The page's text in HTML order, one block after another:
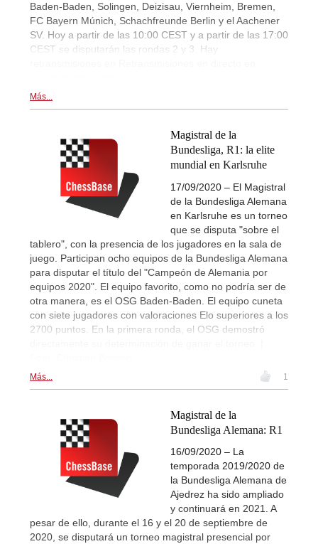
Baden-Baden, Solingen, Deizisau, Viernheim, Bremen,
FC Bayern Múnich, Schachfreunde Berlin y el Aachener
SV. Hoy a partir de las 10:00 CEST y a partir de las 17:00
CEST se disputarán las rondas 2 y 3. Hay
Más...
Magistral de la
Bundesliga, R1: la elite
mundial en Karlsruhe
17/09/2020 – El Magistral
de la Bundesliga Alemana
en Karlsruhe es un torneo
que se disputa "sobre el
tablero", con la presencia de los jugadores en la sala de
juego. Participan ocho equipos de la Bundesliga Alemana
para disputar el título del "Campeón de Alemania por
equipos 2020". El equipo favorito, como no podría ser de
otra manera, es el OSG Baden-Baden. El equipo cuneta
con siete jugadores con valoraciones Elo superiores a los
2700 puntos. En la primera ronda, el OSG demostró
Más... 1
Magistral de la
Bundesliga Alemana: R1
16/09/2020 – La
temporada 2019/2020 de
la Bundesliga Alemana de
Ajedrez ha sido ampliado
y continuará en 2021. A
pesar de ello, durante el 16 y el 20 de septiembre de
2020, se disputará un torneo magistral presencial por